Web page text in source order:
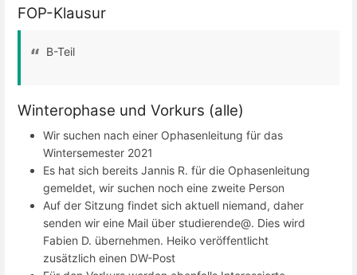
FOP-Klausur
B-Teil
Winterophase und Vorkurs (alle)
Wir suchen nach einer Ophasenleitung für das
Wintersemester 2021
Es hat sich bereits Jannis R. für die Ophasenleitung
gemeldet, wir suchen noch eine zweite Person
Auf der Sitzung findet sich aktuell niemand, daher
senden wir eine Mail über studierende@. Dies wird
Fabien D. übernehmen. Heiko veröffentlicht
zusätzlich einen DW-Post